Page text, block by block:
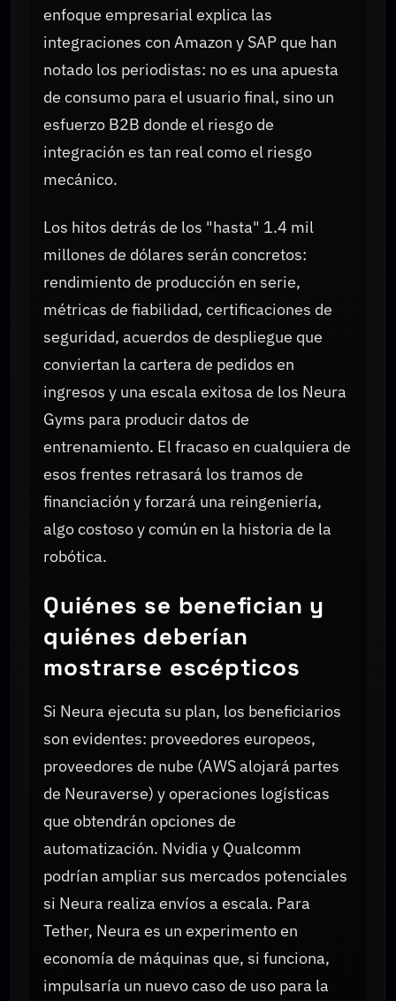
enfoque empresarial explica las
integraciones con Amazon y SAP que han
notado los periodistas: no es una apuesta
de consumo para el usuario final, sino un
esfuerzo B2B donde el riesgo de
integración es tan real como el riesgo
mecánico.
Los hitos detrás de los "hasta" 1.4 mil
millones de dólares serán concretos:
rendimiento de producción en serie,
métricas de fiabilidad, certificaciones de
seguridad, acuerdos de despliegue que
conviertan la cartera de pedidos en
ingresos y una escala exitosa de los Neura
Gyms para producir datos de
entrenamiento. El fracaso en cualquiera de
esos frentes retrasará los tramos de
financiación y forzará una reingeniería,
algo costoso y común en la historia de la
robótica.
Quiénes se benefician y
quiénes deberían
mostrarse escépticos
Si Neura ejecuta su plan, los beneficiarios
son evidentes: proveedores europeos,
proveedores de nube (AWS alojará partes
de Neuraverse) y operaciones logísticas
que obtendrán opciones de
automatización. Nvidia y Qualcomm
podrían ampliar sus mercados potenciales
si Neura realiza envíos a escala. Para
Tether, Neura es un experimento en
economía de máquinas que, si funciona,
impulsaría un nuevo caso de uso para la